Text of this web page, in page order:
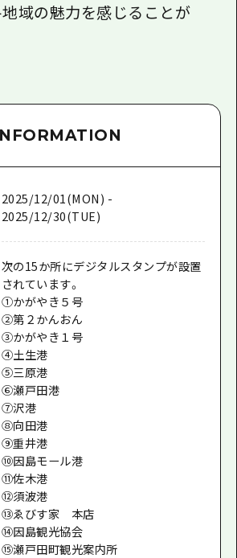
域の魅力を感じることが
2025/12/01(MON) -
2025/12/30(TUE)
次の15か所にデジタルスタンプが設置
されています。
①かがやき５号
②第２かんおん
③かがやき１号
​④土生港
⑤三原港
​⑥瀬戸田港
​⑦沢港
​⑧向田港
⑨重井港
⑩因島モール港
⑪佐木港
⑫須波港
⑬ゑびす家 本店
⑭因島観光協会
⑮瀬戸田町観光案内所